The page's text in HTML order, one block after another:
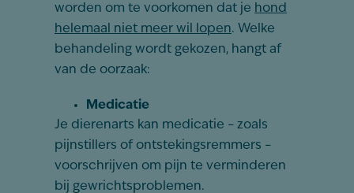
worden om te voorkomen dat je hond
helemaal niet meer wil lopen. Welke
behandeling wordt gekozen, hangt af
van de oorzaak:
Medicatie
Je dierenarts kan medicatie – zoals
pijnstillers of ontstekingsremmers –
voorschrijven om pijn te verminderen
bij gewrichtsproblemen.